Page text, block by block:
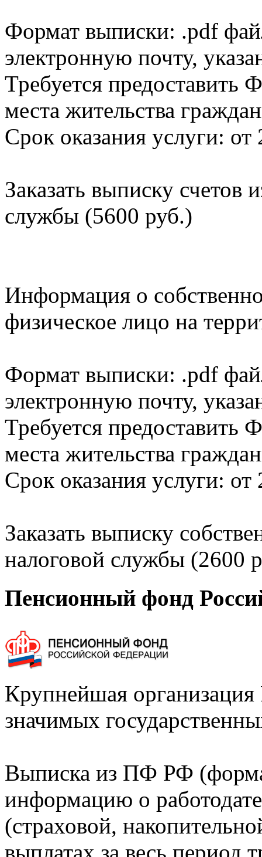
Формат выписки: .pdf
электронную почту,
Требуется
места жительства
Срок оказания услуги: от
Заказать выписку счетов
службы (5600 руб.)
Информация о
физическое лицо на
Формат выписки: .pdf
электронную почту,
Требуется
места жительства
Срок оказания услуги: от
Заказать выписку
налоговой службы (2600
Пенсионный фонд
Крупнейшая
значимых
Выписка из ПФ РФ
информацию о
(страховой,
выплатах за весь период